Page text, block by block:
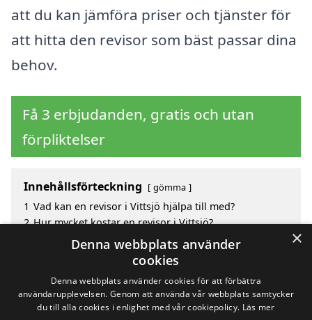
att du kan jämföra priser och tjänster för
att hitta den revisor som bäst passar dina
behov.
Få 3 erbjudanden, gratis och utan
förpliktelser
Innehållsförteckning gömma
1 Vad kan en revisor i Vittsjö hjälpa till med?
2 Hur mycket kostar en revisor i Vittsjö?
Fördelar med att välja revisor i Vittsjö
Sök efter en skicklig revisor i de omgivande städerna
×
Denna webbplats använder
cookies
Denna webbplats använder cookies för att förbättra
användarupplevelsen. Genom att använda vår webbplats samtycker
du till alla cookies i enlighet med vår cookiepolicy. Läs mer